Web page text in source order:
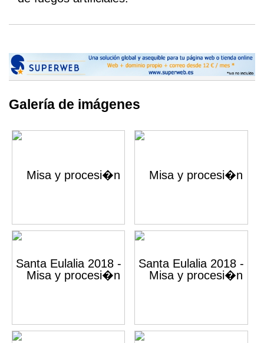
Galería de imágenes